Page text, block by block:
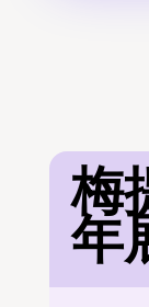
梅
年